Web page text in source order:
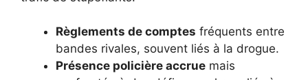
Règlements de comptes fréquents entre
bandes rivales, souvent liés à la drogue.
Présence policière accrue mais